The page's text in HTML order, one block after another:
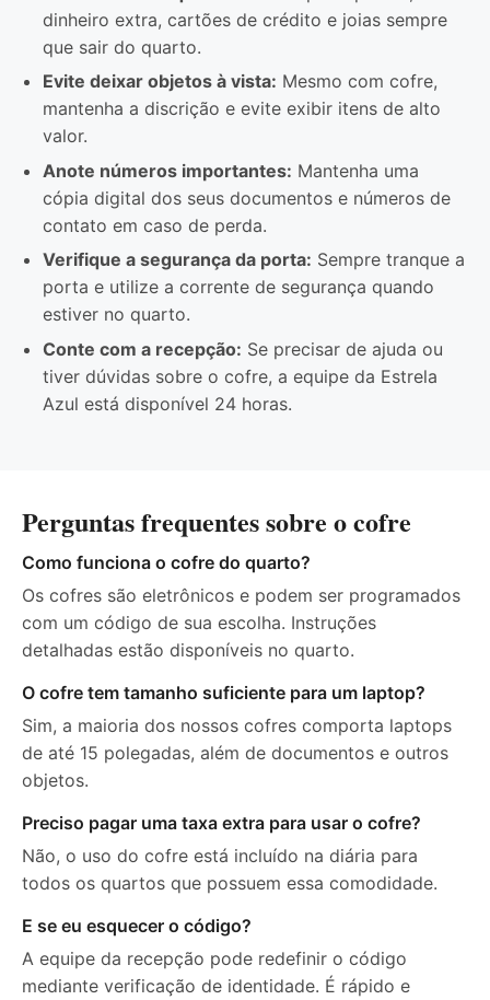
dinheiro extra, cartões de crédito e joias sempre
que sair do quarto.
Evite deixar objetos à vista: Mesmo com cofre,
mantenha a discrição e evite exibir itens de alto
valor.
Anote números importantes: Mantenha uma
cópia digital dos seus documentos e números de
contato em caso de perda.
Verifique a segurança da porta: Sempre tranque a
porta e utilize a corrente de segurança quando
estiver no quarto.
Conte com a recepção: Se precisar de ajuda ou
tiver dúvidas sobre o cofre, a equipe da Estrela
Azul está disponível 24 horas.
Perguntas frequentes sobre o cofre
Como funciona o cofre do quarto?
Os cofres são eletrônicos e podem ser programados
com um código de sua escolha. Instruções
detalhadas estão disponíveis no quarto.
O cofre tem tamanho suficiente para um laptop?
Sim, a maioria dos nossos cofres comporta laptops
de até 15 polegadas, além de documentos e outros
objetos.
Preciso pagar uma taxa extra para usar o cofre?
Não, o uso do cofre está incluído na diária para
todos os quartos que possuem essa comodidade.
E se eu esquecer o código?
A equipe da recepção pode redefinir o código
mediante verificação de identidade. É rápido e